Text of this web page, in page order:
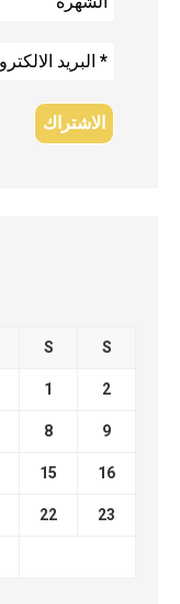
S S
1 2
8 9
15 16
22 23